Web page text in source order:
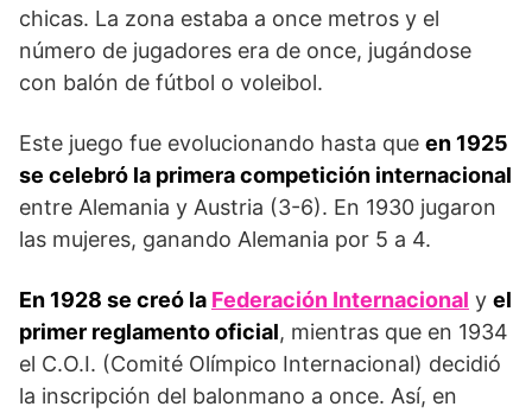
chicas. La zona estaba a once metros y el
número de jugadores era de once, jugándose
con balón de fút­bol o voleibol.
Este juego fue evolucionando hasta que en 1925
se celebró la primera competición internacional
entre Alemania y Austria (3-6). En 1930 jugaron
las mujeres, ganando Alemania por 5 a 4.
En 1928 se creó la Federación Internacional y el
primer reglamento oficial, mientras que en 1934
el C.O.I. (Comité Olímpico Internacional) decidió
la inscripción del balonmano a once. Así, en